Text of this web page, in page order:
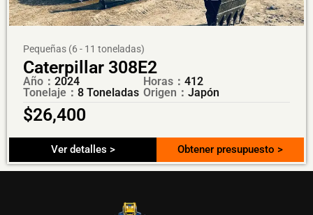
Pequeñas (6 - 11 toneladas)
Caterpillar 308E2
Año： 2024
Tonelaje： 8 Toneladas
Horas： 412
Origen： Japón
$26,400
Ver detalles > Obtener presupuesto >